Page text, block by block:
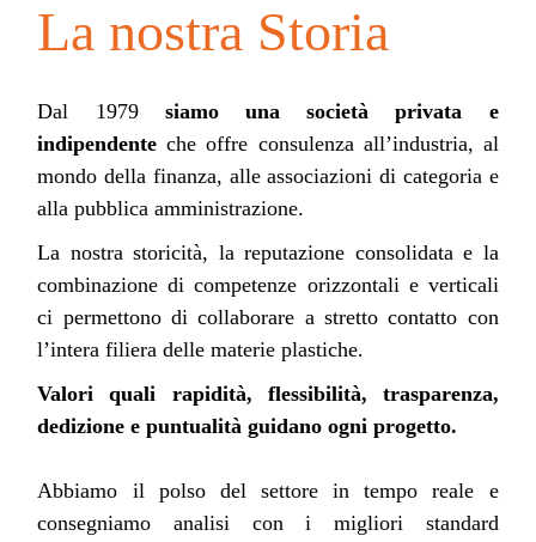
La nostra Storia
Dal 1979 siamo una società privata e
indipendente che offre consulenza all’industria, al
mondo della finanza, alle associazioni di categoria e
alla pubblica amministrazione.
La nostra storicità, la reputazione consolidata e la
combinazione di competenze orizzontali e verticali
ci permettono di collaborare a stretto contatto con
l’intera filiera delle materie plastiche.
Valori quali rapidità, flessibilità, trasparenza,
dedizione e puntualità guidano ogni progetto.
Abbiamo il polso del settore in tempo reale e
consegniamo analisi con i migliori standard